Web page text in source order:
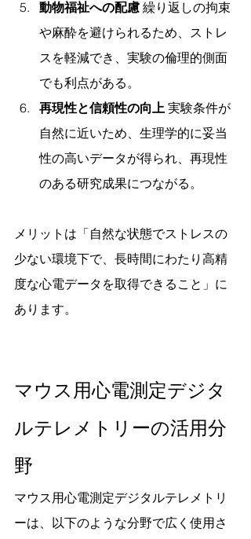
動物福祉への配慮 繰り返しの拘束
や麻酔を避けられるため、ストレ
スを軽減でき、実験の倫理的側面
でも利点がある。
再現性と信頼性の向上 実験条件が
自然に近いため、生理学的に妥当
性の高いデータが得られ、再現性
のある研究成果につながる。
メリットは「自然な状態でストレスの
少ない環境下で、長時間にわたり高精
度な心電データを取得できること」に
あります。
マウス用心電測定デジタ
ルテレメトリーの活用分
野
マウス用心電測定デジタルテレメトリ
ーは、以下のような分野で広く使用さ